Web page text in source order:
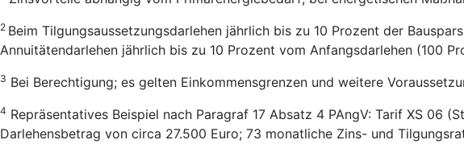
2 Beim Tilgungsaussetzungsdarlehen jährlich bis zu 10 Prozent der
Annuitätendarlehen jährlich bis zu 10 Prozent vom Anfangsdarlehen (100
3 Bei Berechtigung; es gelten Einkommensgrenzen und weitere
4 Repräsentatives Beispiel nach Paragraf 17 Absatz 4 PAngV: Tarif XS 06
Darlehensbetrag von circa 27.500 Euro; 73 monatliche Zins- und